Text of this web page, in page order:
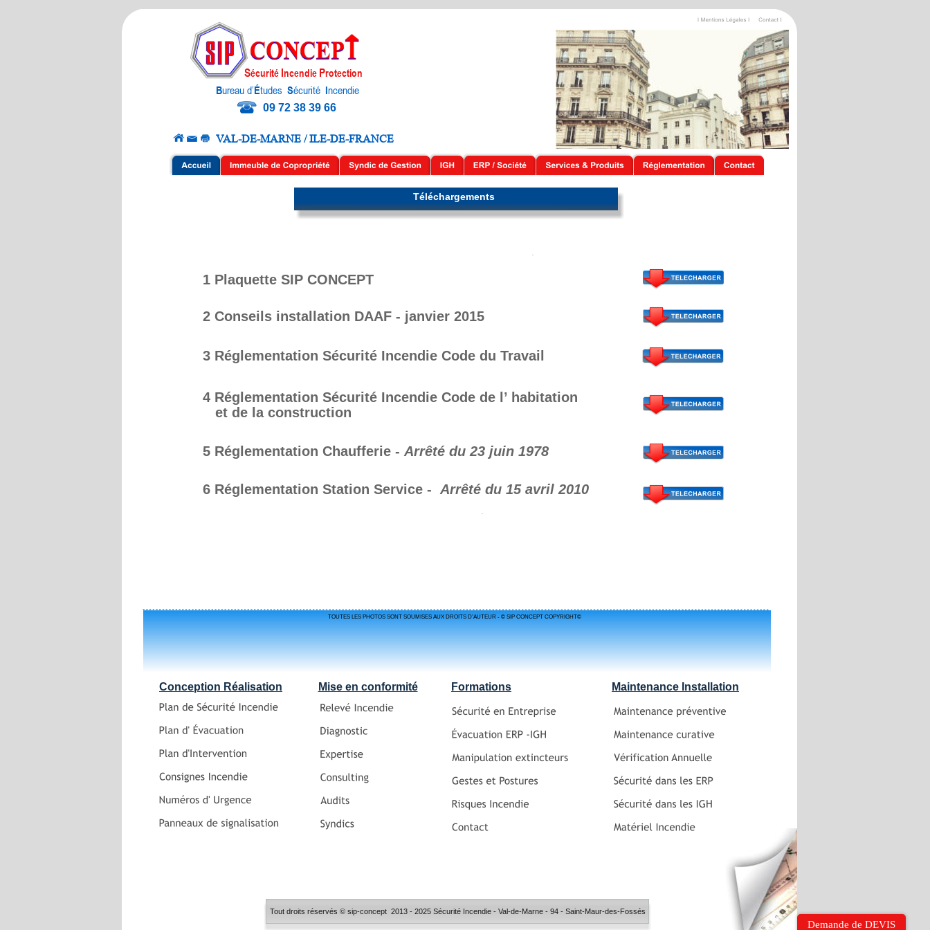
Conception Réalisation Mise en conformité Formations Maintenance Installation
Bureau d’Études Sécurité Incendie
VAL-DE-MARNE / ILE-DE-FRANCE
1 Plaquette SIP CONCEPT
2 Conseils installation DAAF - janvier 2015
3 Réglementation Sécurité Incendie Code du Travail
4 Réglementation Sécurité Incendie Code de l’ habitation
et de la construction
Tout droits réservés © sip-concept  2013 - 2025 Sécurité Incendie - Val-de-Marne - 94 - Saint-Maur-des-Fossés
Sécurité Incendie Protection
5 Réglementation Chaufferie - Arrêté du 23 juin 1978
6 Réglementation Station Service - Arrêté du 15 avril 2010
Téléchargements
TOUTES LES PHOTOS SONT SOUMISES AUX DROITS D’AUTEUR - © SIP CONCEPT COPYRIGHT©
09 72 38 39 66
Demande de DEVIS